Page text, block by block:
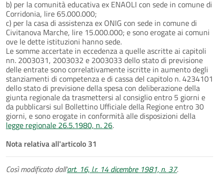
b) per la comunità educativa ex ENAOLI con sede in comune di
Corridonia, lire 65.000.000;
c) per la casa di assistenza ex ONIG con sede in comune di
Civitanova Marche, lire 15.000.000; e sono erogate ai comuni
ove le dette istituzioni hanno sede.
Le somme accertate in eccedenza a quelle ascritte ai capitoli
nn. 2003031, 2003032 e 2003033 dello stato di previsione
delle entrate sono correlativamente iscritte in aumento degli
stanziamenti di competenza e di cassa del capitolo n. 4234101
dello stato di previsione della spesa con deliberazione della
giunta regionale da trasmettersi al consiglio entro 5 giorni e
da pubblicarsi sul Bollettino Ufficiale della Regione entro 30
giorni, e sono erogate in conformità alle disposizioni della
legge regionale 26.5.1980, n. 26.
Nota relativa all'articolo 31
Così modificato dall'art. 16, l.r. 14 dicembre 1981, n. 37.